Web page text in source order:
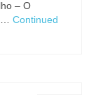
– O
Continued